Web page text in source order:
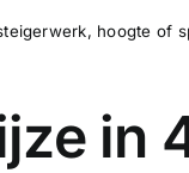
hoogte of
in